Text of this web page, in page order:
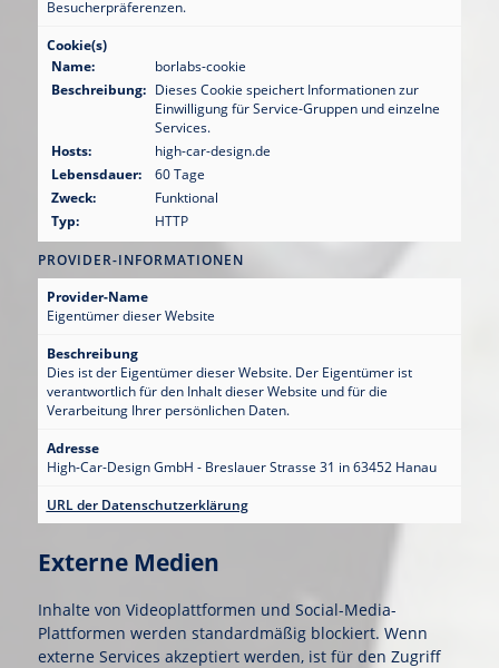
Besucherpräferenzen.
Cookie(s)
Name:
borlabs-cookie
Beschreibung: Dieses Cookie speichert Informationen zur
Einwilligung für Service-Gruppen und einzelne
Services.
Hosts:
high-car-design.de
Lebensdauer:
60 Tage
Zweck:
Funktional
Typ:
HTTP
PROVIDER-INFORMATIONEN
Provider-Name
Eigentümer dieser Website
Beschreibung
Dies ist der Eigentümer dieser Website. Der Eigentümer ist
verantwortlich für den Inhalt dieser Website und für die
Verarbeitung Ihrer persönlichen Daten.
Adresse
High-Car-Design GmbH - Breslauer Strasse 31 in 63452 Hanau
URL der Datenschutzerklärung
Externe Medien
Inhalte von Videoplattformen und Social-Media-
Plattformen werden standardmäßig blockiert. Wenn
externe Services akzeptiert werden, ist für den Zugriff